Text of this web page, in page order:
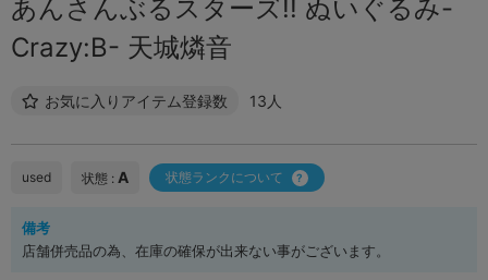
あんさんぶるスターズ!! ぬいぐるみ-
Crazy:B- 天城燐音
お気に入りアイテム登録数 13人
used 状態 : A 状態ランクについて
備考
店舗併売品の為、在庫の確保が出来ない事がございます。